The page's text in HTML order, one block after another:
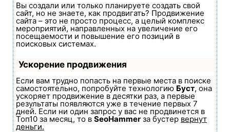
Вы создали или только планируете создать свой
сайт, но не знаете, как продвигать? Продвижение
сайта – это не просто процесс, а целый комплекс
мероприятий, направленных на увеличение его
посещаемости и повышение его позиций в
поисковых системах.
Ускорение продвижения
Если вам трудно попасть на первые места в поиске
самостоятельно, попробуйте технологию Буст, она
ускоряет продвижение в десятки раз, а первые
результаты появляются уже в течение первых 7
дней. Если ни один запрос у вас не продвинется в
Топ10 за месяц, то в SeoHammer за бустер вернут
деньги.